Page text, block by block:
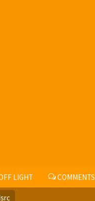
LIGHT COMMENTS